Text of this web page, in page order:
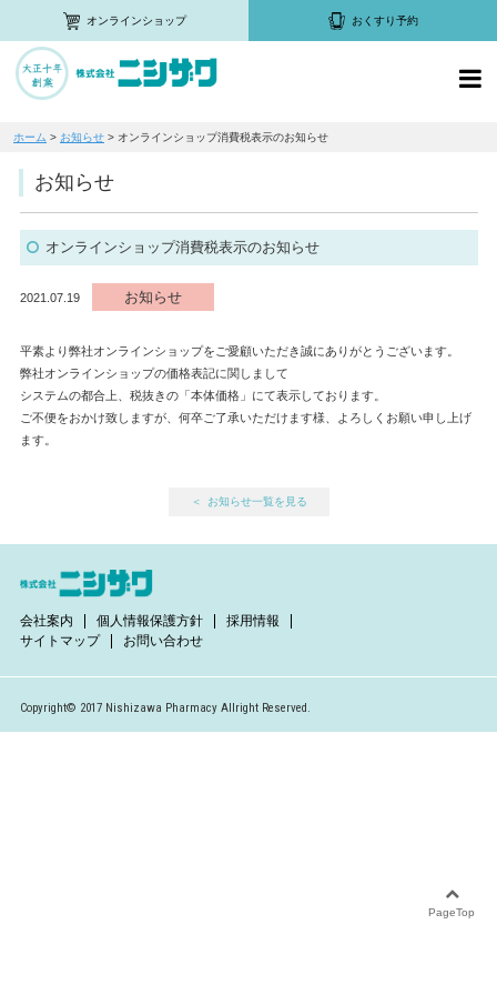
オンラインショップ おくすり予約
ホーム > お知らせ > オンラインショップ消費税表示のお知らせ
お知らせ
オンラインショップ消費税表示のお知らせ
2021.07.19 お知らせ
平素より弊社オンラインショップをご愛顧いただき誠にありがとうございます。
弊社オンラインショップの価格表記に関しまして
システムの都合上、税抜きの「本体価格」にて表示しております。
ご不便をおかけ致しますが、何卒ご了承いただけます様、よろしくお願い申し上げ
ます。
お知らせ一覧を見る
PageTop
会社案内 個人情報保護方針
採用情報
サイトマップ
お問い合わせ
Copyright© 2017 Nishizawa Pharmacy Allright Reserved.